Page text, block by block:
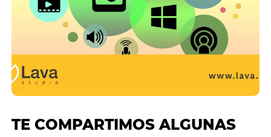
TE COMPARTIMOS ALGUNAS